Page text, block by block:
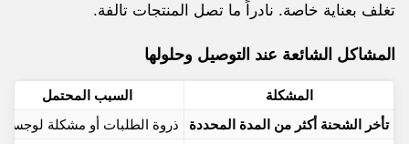
تغلف بعناية خاصة. نادراً ما تصل المنتجات تالفة.
المشاكل الشائعة عند التوصيل وحلولها
المشكلة
السبب المحتمل
تأخر الشحنة أكثر من المدة المحددة
ذروة الطلبات أو مشكلة